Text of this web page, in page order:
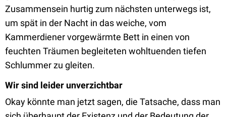
Zusammensein hurtig zum nächsten unterwegs ist,
um spät in der Nacht in das weiche, vom
Kammerdiener vorgewärmte Bett in einen von
feuchten Träumen begleiteten wohltuenden tiefen
Schlummer zu gleiten.
Wir sind leider unverzichtbar
Okay könnte man jetzt sagen, die Tatsache, dass man